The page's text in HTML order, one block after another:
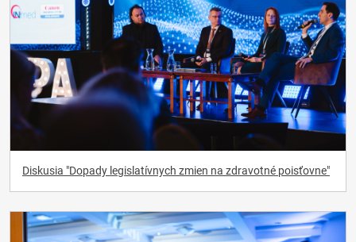
Diskusia "Dopady legislatívnych zmien na zdravotné poisťovne"